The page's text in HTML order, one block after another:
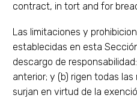
contract, in tort and for
Las limitaciones y
establecidas en esta
descargo de
anterior; y (b) rigen todas
surjan en virtud de la